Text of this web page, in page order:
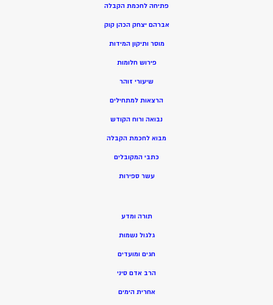
פתיחה לחכמת הקבלה
אברהם יצחק הכהן קוק
מוסר ותיקון המידות
פירוש חלומות
שיעורי זוהר
הרצאות למתחילים
נבואה ורוח הקודש
מבוא לחכמת הקבלה
כתבי המקובלים
עשר ספירות
תורה ומדע
גלגול נשמות
חגים ומועדים
הרב אדם סיני
אחרית הימים